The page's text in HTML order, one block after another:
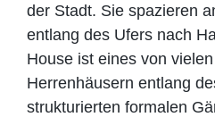
der Stadt. Sie spazieren
entlang des Ufers nach
House ist eines von
Herrenhäusern entlang
strukturierten formalen